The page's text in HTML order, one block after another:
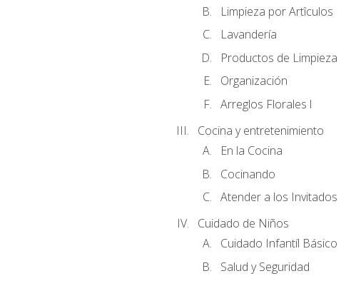
Limpieza por Artîculos
Lavandería
Productos de Limpieza
Organización
Arreglos Florales l
Cocina y entretenimiento
En la Cocina
Cocinando
Atender a los Invitados
Cuidado de Niños
Cuidado Infantíl Básico
Salud y Seguridad